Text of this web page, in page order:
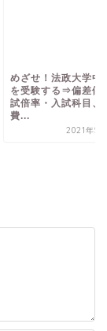
めざせ！法政大学中
を受験する⇒偏差値
試倍率・入試科目、
費...
2021年5